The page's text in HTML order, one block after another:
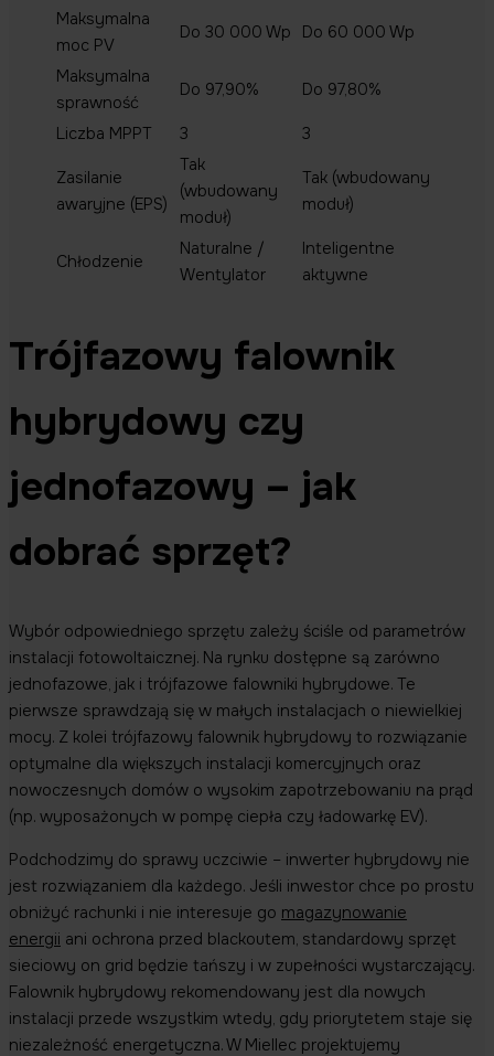
Maksymalna
moc PV
Do 30 000 Wp Do 60 000 Wp
Maksymalna
sprawność
Do 97,90% Do 97,80%
Liczba MPPT 3 3
Zasilanie
awaryjne (EPS)
Tak
(wbudowany
moduł)
Tak (wbudowany
moduł)
Chłodzenie
Naturalne /
Wentylator
Inteligentne
aktywne
Trójfazowy falownik
hybrydowy czy
jednofazowy – jak
dobrać sprzęt?
Wybór odpowiedniego sprzętu zależy ściśle od parametrów
instalacji fotowoltaicznej. Na rynku dostępne są zarówno
jednofazowe, jak i trójfazowe falowniki hybrydowe. Te
pierwsze sprawdzają się w małych instalacjach o niewielkiej
mocy. Z kolei trójfazowy falownik hybrydowy to rozwiązanie
optymalne dla większych instalacji komercyjnych oraz
nowoczesnych domów o wysokim zapotrzebowaniu na prąd
(np. wyposażonych w pompę ciepła czy ładowarkę EV).
Podchodzimy do sprawy uczciwie – inwerter hybrydowy nie
jest rozwiązaniem dla każdego. Jeśli inwestor chce po prostu
obniżyć rachunki i nie interesuje go magazynowanie
energii ani ochrona przed blackoutem, standardowy sprzęt
sieciowy on grid będzie tańszy i w zupełności wystarczający.
Falownik hybrydowy rekomendowany jest dla nowych
instalacji przede wszystkim wtedy, gdy priorytetem staje się
niezależność energetyczna. W Miellec projektujemy